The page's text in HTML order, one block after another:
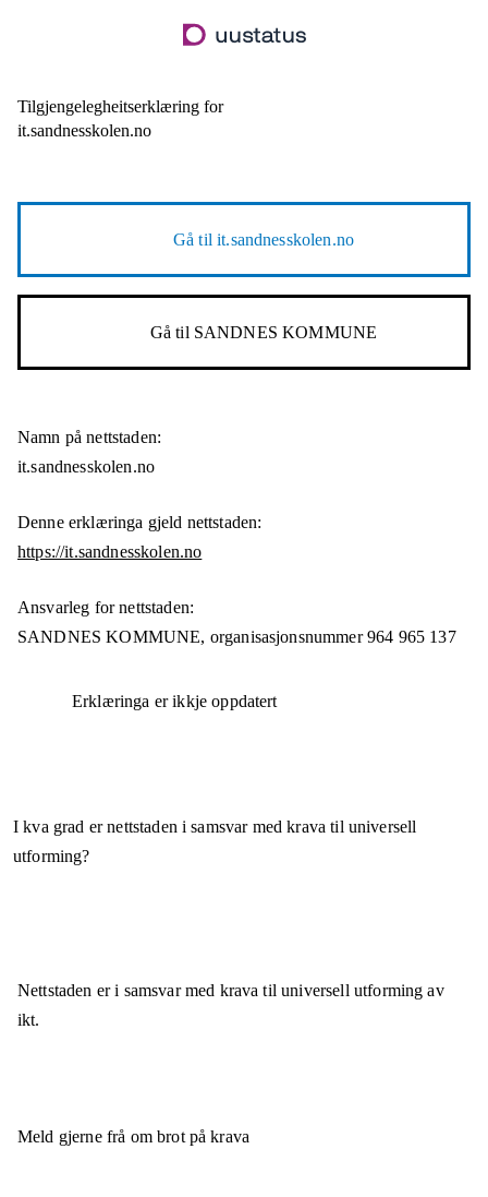
til
Tilgjengelegheitserklæring for
it.sandnesskolen.no
Gå tilit.sandnesskolen.no
Gå til SANDNES KOMMUNE
Namn på nettstaden:
it.sandnesskolen.no
Denne erklæringa gjeld nettstaden:
https://it.sandnesskolen.no
Ansvarleg for nettstaden:
SANDNES KOMMUNE, organisasjonsnummer 964 965 137
Erklæringa er ikkje oppdatert
I kva grad er nettstaden i samsvar med krava til universell
utforming?
Nettstaden eri samsvarmed krava til universell utforming av
ikt.
Meld gjerne frå om brot på krava